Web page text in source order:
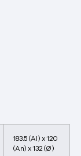
183.5 (Al) x 120
(An) x 132 (Ø)